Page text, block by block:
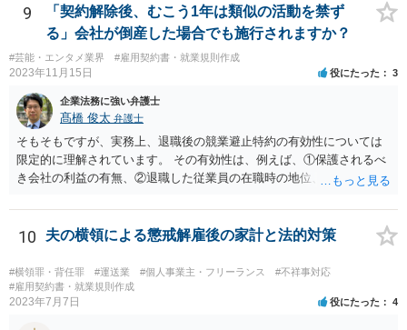
とを聞かれた方やこれからも私に担当してもらいたい、と言ってくだ
さる方にはSNS（インスタ・LINE等）を教えていて決まったら報告し
ますと伝えていました。】という点に関し、一応、在職中の行為と言
えそうなので、誠実義務違反との関係が問題になり得ると思われま
す。一方、②については特に問題にはならないように思われます。 な
お、一般的に、このような類型の訴訟における会社側の損害の立証は
必ずしも容易ではないので、【今後相談して訴訟の予定です】という
のはブラフである可能性もあるように思います。
9
「契約解除後、むこう1年は類似の活動を禁ず
る」会社が倒産した場合でも施行されますか？
#芸能・エンタメ業界 #雇用契約書・就業規則作成
2023年11月15日 役にたった 3
企業法務に強い弁護士
髙橋 俊太 弁護士
そもそもですが、実務上、退職後の競業避止特約の有効性については
限定的に理解されています。 その有効性は、例えば、①保護されるべ
き会社の利益の有無、②退職した従業員の在職時の地位、③地域的限
囲、⑥代償措置の有無といった判断要素によって検討されます。 いず
れにしても、書面を拝見するなど具体的な事情を詳しくお伺いする必
要はありますが、上記判断要素に照らす限り、ご相談のケースにおい
ては会社側の請求は認められにくいのではないかという印象です。
10 夫の横領による懲戒解雇後の家計と法的対策
#横領罪・背任罪 #運送業 #個人事業主・フリーランス
#不祥事対応
#雇用契約書・就業規則作成
2023年7月7日 役にたった 4